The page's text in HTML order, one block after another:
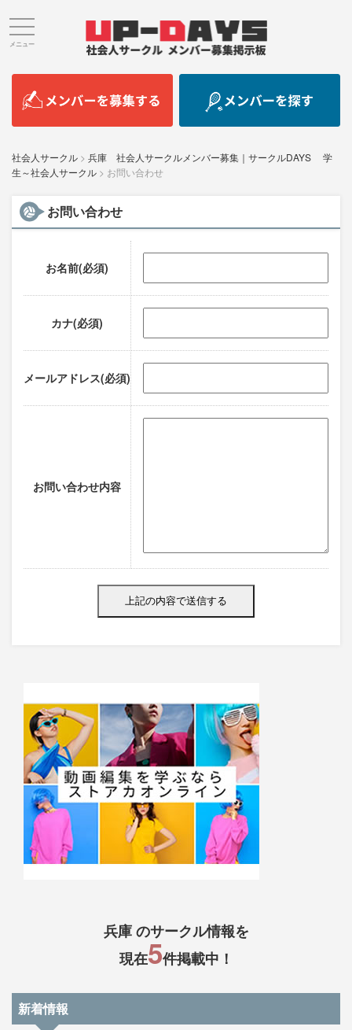
メニュー
社会人サークル > 兵庫 社会人サークルメンバー募集｜サークルDAYS 学
生～社会人サークル > お問い合わせ
お問い合わせ
お名前(必須)
カナ(必須)
メールアドレス(必須)
お問い合わせ内容
兵庫 のサークル情報を
現在5件掲載中！
新着情報